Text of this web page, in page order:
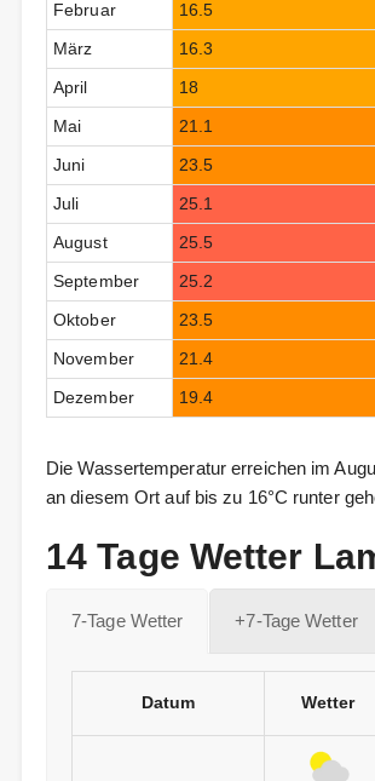
Februar 16.5
März 16.3
April 18
Mai 21.1
Juni 23.5
Juli 25.1
August 25.5
September 25.2
Oktober 23.5
November 21.4
Dezember 19.4
Die Wassertemperatur erreichen im
an diesem Ort auf bis zu 16°C runter
14 Tage Wetter
7-Tage Wetter +7-Tage Wetter
Datum Wetter